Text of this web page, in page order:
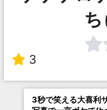
3
3秒で笑える大喜利